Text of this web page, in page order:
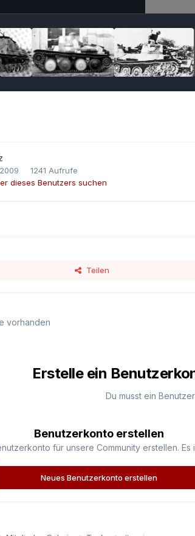
1241 Aufrufe
dieses Benutzers suchen
Teilen
vorhanden
Erstelle ein
Du musst ein
Benutzerkonto erstellen
für unsere Community erstellen. Es
Neues Benutzerkonto erstellen